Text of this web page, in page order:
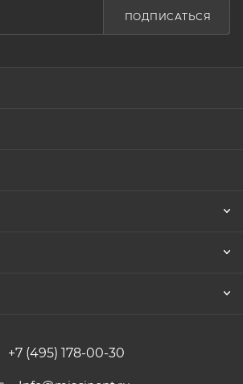
ПОДПИСАТЬСЯ
+7 (495) 178-00-30